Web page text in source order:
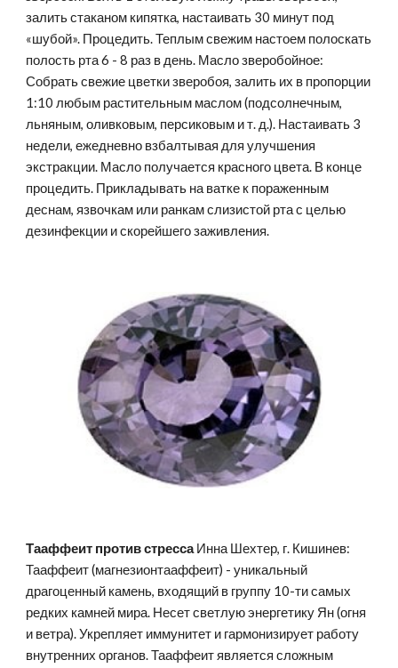
залить стаканом кипятка, настаивать 30 минут под
«шубой». Процедить. Теплым свежим настоем полоскать
полость рта 6 - 8 раз в день. Масло зверобойное:
Собрать свежие цветки зверобоя, залить их в пропорции
1:10 любым растительным маслом (подсолнечным,
льняным, оливковым, персиковым и т. д.). Настаивать 3
недели, ежедневно взбалтывая для улучшения
экстракции. Масло получается красного цвета. В конце
процедить. Прикладывать на ватке к пораженным
деснам, язвочкам или ранкам слизистой рта с целью
дезинфекции и скорейшего заживления.
Тааффеит против стресса Инна Шехтер, г. Кишинев:
Тааффеит (магнезионтааффеит) - уникальный
драгоценный камень, входящий в группу 10-ти самых
редких камней мира. Несет светлую энергетику Ян (огня
и ветра). Укрепляет иммунитет и гармонизирует работу
внутренних органов. Тааффеит является сложным